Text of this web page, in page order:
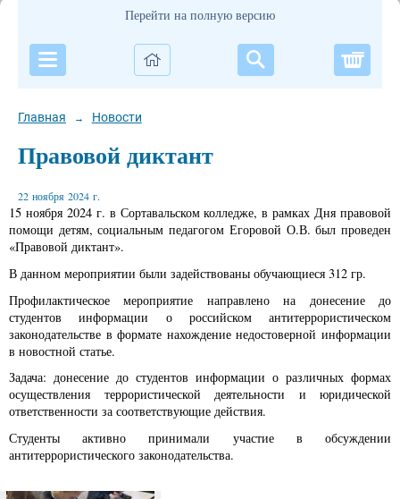
Перейти на полную версию
Главная → Новости
Правовой диктант
22 ноября 2024 г.
15 ноября 2024 г. в Сортавальском колледже, в рамках Дня правовой
помощи детям, социальным педагогом Егоровой О.В. был проведен
«Правовой диктант».
В данном мероприятии были задействованы обучающиеся 312 гр.
Профилактическое мероприятие направлено на донесение до
студентов информации о российском антитеррористическом
законодательстве в формате нахождение недостоверной информации
в новостной статье.
Задача: донесение до студентов информации о различных формах
осуществления террористической деятельности и юридической
ответственности за соответствующие действия.
Студенты активно принимали участие в обсуждении
антитеррористического законодательства.